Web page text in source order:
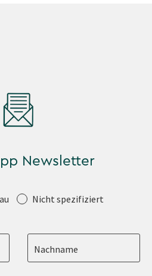
Newsletter
Nicht spezifiziert
Nachname